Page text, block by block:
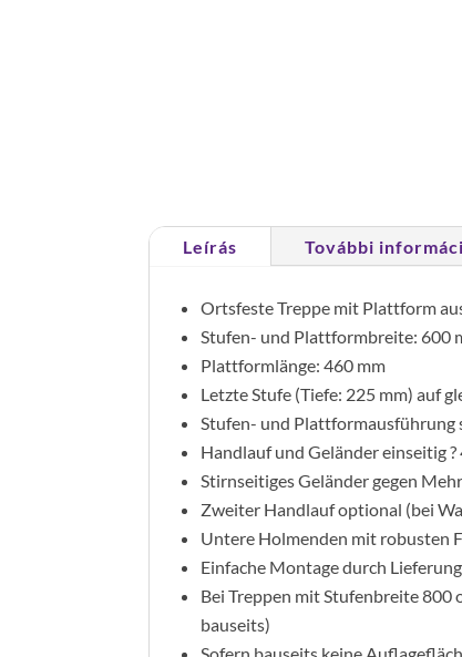
Leírás További
Ortsfeste Treppe mit Plattform
Stufen- und Plattformbreite: 600
Plattformlänge: 460 mm
Letzte Stufe (Tiefe: 225 mm) auf
Stufen- und Plattformausführung
Handlauf und Geländer einseitig
Stirnseitiges Geländer gegen
Zweiter Handlauf optional (bei
Untere Holmenden mit robusten
Einfache Montage durch
Bei Treppen mit Stufenbreite 800
bauseits)